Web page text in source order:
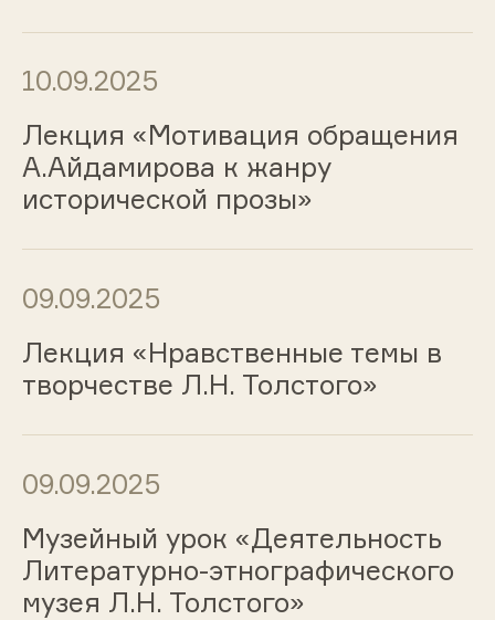
10.09.2025
Лекция «Мотивация обращения
А.Айдамирова к жанру
исторической прозы»
09.09.2025
Лекция «Нравственные темы в
творчестве Л.Н. Толстого»
09.09.2025
Музейный урок «Деятельность
Литературно-этнографического
музея Л.Н. Толстого»